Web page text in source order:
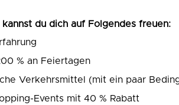
du dich auf Folgendes freuen:
% an Feiertagen
Verkehrsmittel (mit ein paar
Events mit 40 % Rabatt